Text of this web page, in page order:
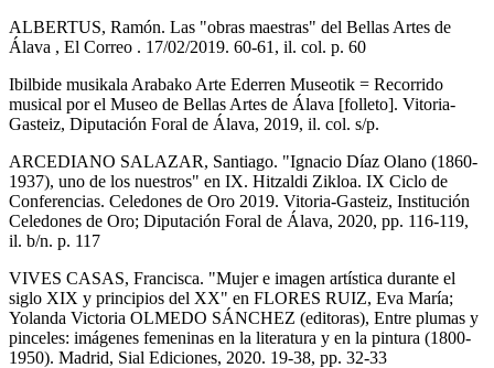
ALBERTUS, Ramón. Las "obras maestras" del Bellas Artes de
Álava , El Correo . 17/02/2019. 60-61, il. col. p. 60
Ibilbide musikala Arabako Arte Ederren Museotik = Recorrido
musical por el Museo de Bellas Artes de Álava [folleto]. Vitoria-
Gasteiz, Diputación Foral de Álava, 2019, il. col. s/p.
ARCEDIANO SALAZAR, Santiago. "Ignacio Díaz Olano (1860-
1937), uno de los nuestros" en IX. Hitzaldi Zikloa. IX Ciclo de
Conferencias. Celedones de Oro 2019. Vitoria-Gasteiz, Institución
Celedones de Oro; Diputación Foral de Álava, 2020, pp. 116-119,
il. b/n. p. 117
VIVES CASAS, Francisca. "Mujer e imagen artística durante el
siglo XIX y principios del XX" en FLORES RUIZ, Eva María;
Yolanda Victoria OLMEDO SÁNCHEZ (editoras), Entre plumas y
pinceles: imágenes femeninas en la literatura y en la pintura (1800-
1950). Madrid, Sial Ediciones, 2020. 19-38, pp. 32-33